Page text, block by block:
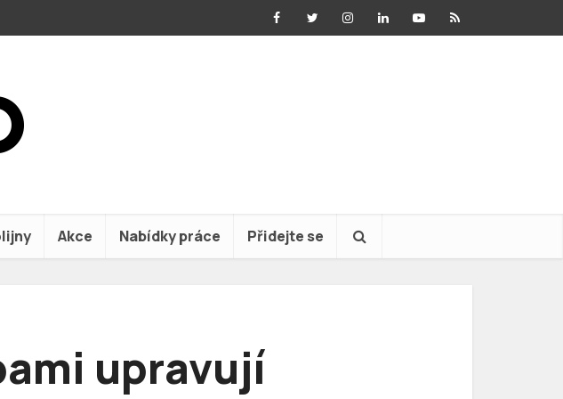
Akce Nabídky práce Přidejte se
upravují